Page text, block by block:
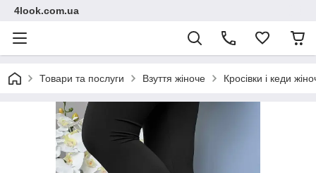
4look.com.ua
Товари та послуги Взуття жіноче Кросівки і кеди